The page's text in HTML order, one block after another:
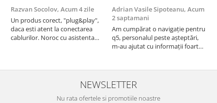
Razvan Socolov, Acum 4 zile
Un produs corect, "plug&play",
daca esti atent la conectarea
cablurilor. Noroc cu asistenta
atras atentia ca nu era conectat
cablul de video de la camera
Adrian Vasile Sipoteanu, Acum
2 saptamani
Am cumpărat o navigație pentru
q5, personalul peste așteptări,
m-au ajutat cu informații foarte
serviabili, livrare rapidă, suport
tehnic, totul impecabil, o să revin
la ei și pentru vi...
NEWSLETTER
Nu rata ofertele si promotiile noastre